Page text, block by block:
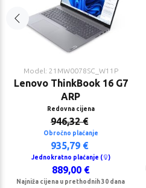
Model: 21MW0078SC_W11P
Lenovo ThinkBook 16 G7
ARP
Redovna cijena
946,32 €
Obročno plaćanje
935,79 €
Jednokratno plaćanje ( )
889,00 €
Najniža cijena u prethodnih 30 dana